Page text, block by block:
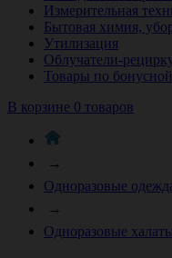
Измерительная
Бытовая химия,
Утилизация
Облучатели-
Товары по
В корзине 0 товаров
→
Одноразовые
→
Одноразовые